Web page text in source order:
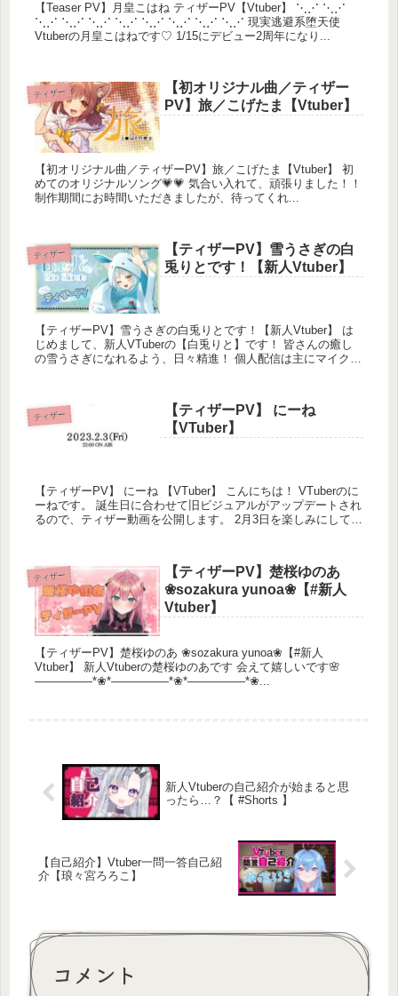
【Teaser PV】月皇こはね ティザーPV【Vtuber】 ⋱⋰ ⋱⋰
⋱⋰ ⋱⋰ ⋱⋰ ⋱⋰ ⋱⋰ ⋱⋰ ⋱⋰ ⋱⋰ 現実逃避系堕天使
Vtuberの月皇こはねです♡ 1/15にデビュー2周年になり...
ティザー
【初オリジナル曲／ティザー
PV】旅／こげたま【Vtuber】
【初オリジナル曲／ティザーPV】旅／こげたま【Vtuber】 初
めてのオリジナルソング💗💗 気合い入れて、頑張りました！！
制作期間にお時間いただきましたが、待ってくれ...
ティザー
【ティザーPV】雪うさぎの白
兎りとです！【新人Vtuber】
【ティザーPV】雪うさぎの白兎りとです！【新人Vtuber】 は
じめまして、新人VTuberの【白兎りと】です！ 皆さんの癒し
の雪うさぎになれるよう、日々精進！ 個人配信は主にマイクラ
ティザー
【ティザーPV】 にーね
【VTuber】
【ティザーPV】 にーね 【VTuber】 こんにちは！ VTuberのに
ーねです。 誕生日に合わせて旧ビジュアルがアップデートされ
るので、ティザー動画を公開します。 2月3日を楽しみにしてて
ティザー
【ティザーPV】楚桜ゆのあ
❀sozakura yunoa❀【#新人
Vtuber】
【ティザーPV】楚桜ゆのあ ❀sozakura yunoa❀【#新人
Vtuber】 新人Vtuberの楚桜ゆのあです 会えて嬉しいです🌸
―――――*❀*―――――*❀*―――――*❀...
新人Vtuberの自己紹介が始まると思
ったら…？【 #Shorts 】
【自己紹介】Vtuber一問一答自己紹
介【琅々宮ろろこ】
コメント